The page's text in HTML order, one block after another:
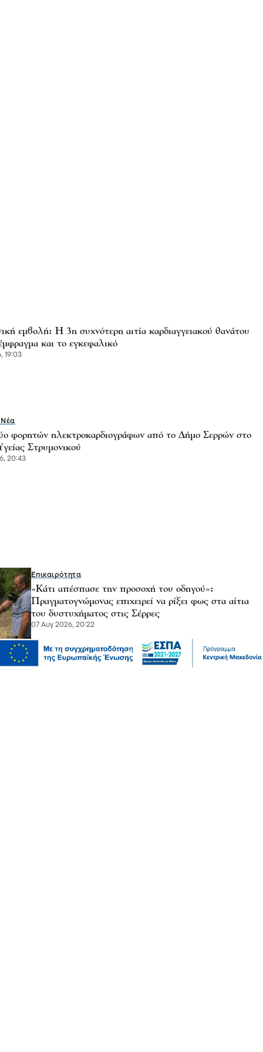
εμβολή: Η 3η συχνότερη αιτία καρδιαγγειακού θανάτου
και το εγκεφαλικό
19:03
Νέα
φορητών ηλεκτροκαρδιογράφων από το Δήμο Σερρών στο
Στρυμονικού
20:43
Επικαιρότητα
«Κάτι απέσπασε την προσοχή του οδηγού»:
Πραγματογνώμονας επιχειρεί να ρίξει φως στα αίτια
του δυστυχήματος στις Σέρρες
07 Αυγ 2026, 20:22
Μόδα